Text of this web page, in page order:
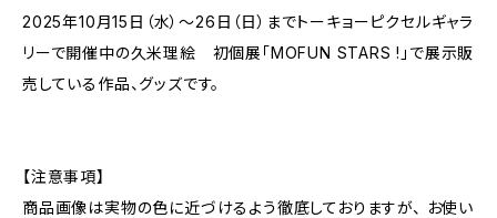
2025年10月15日（水）～26日（日）までトーキョーピクセルギャラ
リーで開催中の久米理絵 初個展「MOFUN STARS !」で展示販
売している作品、グッズです。
【注意事項】
商品画像は実物の色に近づけるよう徹底しておりますが、 お使い